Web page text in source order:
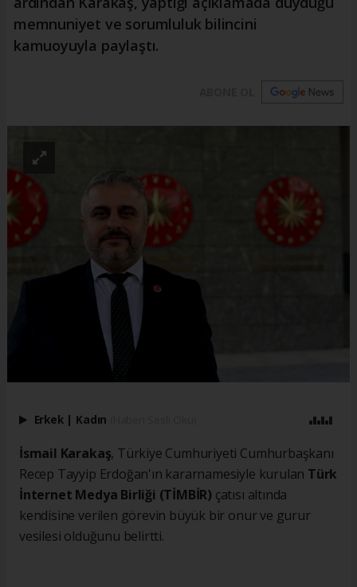
memnuniyet ve sorumluluk bilincini
kamuoyuyla paylaştı.
Erkek | Kadın
İsmail Karakaş, Türkiye Cumhuriyeti Cumhurbaşkanı
Recep Tayyip Erdoğan'ın kararnamesiyle kurulan Türk
İnternet Medya Birliği (TİMBİR) çatısı altında
kendisine verilen görevin büyük bir onur ve gurur
vesilesi olduğunu belirtti.